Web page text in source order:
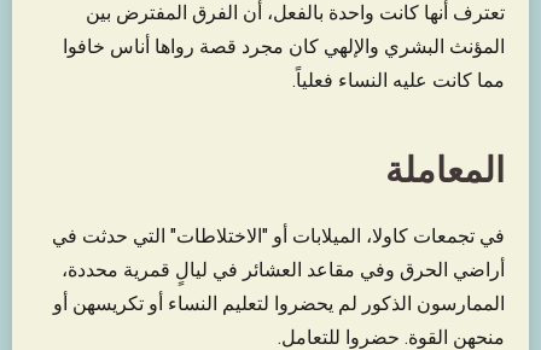
تعترف أنها كانت واحدة بالفعل، أن الفرق المفترض بين
المؤنث البشري والإلهي كان مجرد قصة رواها أناس خافوا
مما كانت عليه النساء فعلياً.
المعاملة
في تجمعات كاولا، الميلابات أو "الاختلاطات" التي حدثت في
أراضي الحرق وفي مقاعد العشائر في ليالٍ قمرية محددة،
الممارسون الذكور لم يحضروا لتعليم النساء أو تكريسهن أو
منحهن القوة. حضروا للتعامل.